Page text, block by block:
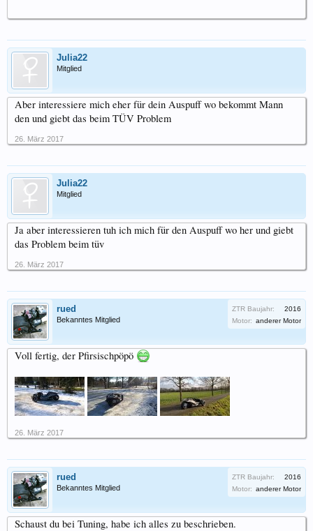
Julia22
Mitglied
Aber interessiere mich eher für dein Auspuff wo bekommt Mann
den und giebt das beim TÜV Problem
26. März 2017
Julia22
Mitglied
Ja aber interessieren tuh ich mich für den Auspuff wo her und giebt
das Problem beim tüv
26. März 2017
rued
Bekanntes Mitglied
ZTR Baujahr:
2016
Motor: anderer Motor
Voll fertig, der Pfirsischpöpö
26. März 2017
rued
Bekanntes Mitglied
ZTR Baujahr:
2016
Motor: anderer Motor
Schaust du bei Tuning, habe ich alles zu beschrieben.